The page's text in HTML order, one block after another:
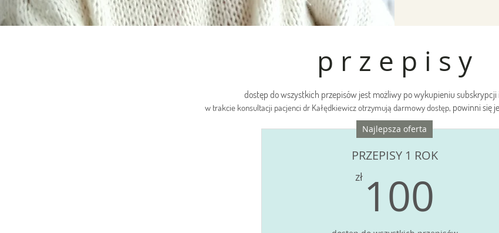
p r z e p i s y
Najlepsza oferta
PRZEPISY 1 ROK
zł 100
dostęp do wszystkich przepisów jest możliwy po wykupieniu subskrypcji
w trakcie konsultacji pacjenci dr Kałędkiewicz otrzymują darmowy dostęp, powinni się